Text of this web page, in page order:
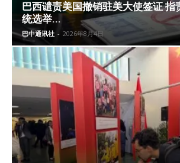
巴西谴责美国撤销驻美大使签证 指
统选举...
巴中通讯社 - 2026年8月4日